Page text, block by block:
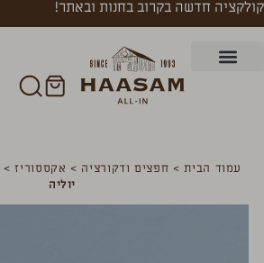
קולקציה חדשה בקרוב בחנות ובאתר!
עמוד הבית> חפצים ודקורציה > אקססוריז>
יוליה